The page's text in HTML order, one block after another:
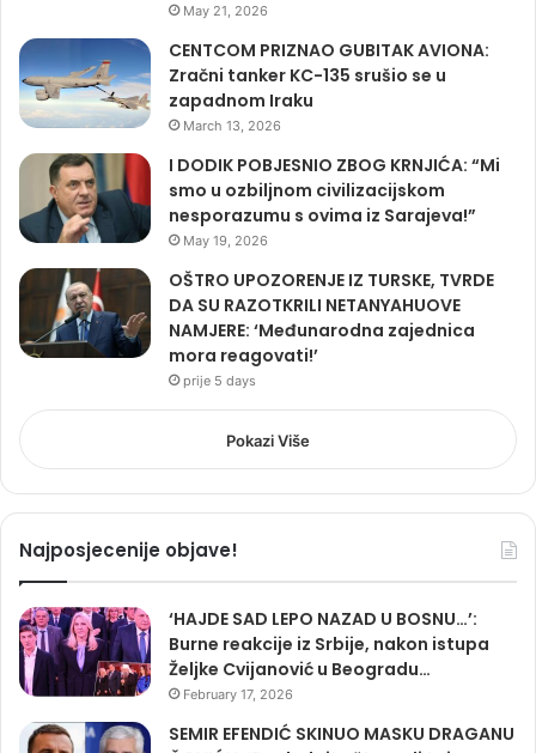
May 21, 2026
CENTCOM PRIZNAO GUBITAK AVIONA:
Zračni tanker KC-135 srušio se u
zapadnom Iraku
March 13, 2026
I DODIK POBJESNIO ZBOG KRNJIĆA: “Mi
smo u ozbiljnom civilizacijskom
nesporazumu s ovima iz Sarajeva!”
May 19, 2026
OŠTRO UPOZORENJE IZ TURSKE, TVRDE
DA SU RAZOTKRILI NETANYAHUOVE
NAMJERE: ‘Međunarodna zajednica
mora reagovati!’
prije 5 days
Pokazi Više
Najposjecenije objave!
‘HAJDE SAD LEPO NAZAD U BOSNU…’:
Burne reakcije iz Srbije, nakon istupa
Željke Cvijanović u Beogradu…
February 17, 2026
SEMIR EFENDIĆ SKINUO MASKU DRAGANU